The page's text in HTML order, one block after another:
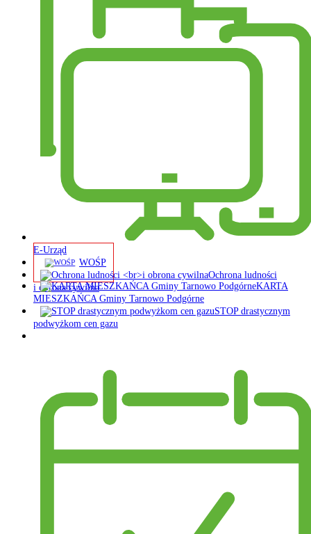
E-Urząd
WOŚP
Ochrona ludności
i obrona cywilna
KARTA
MIESZKAŃCA Gminy Tarnowo Podgórne
STOP drastycznym
podwyżkom cen gazu